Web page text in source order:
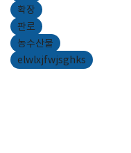
확장
판로
농수산물
elwlxjfwjsghks